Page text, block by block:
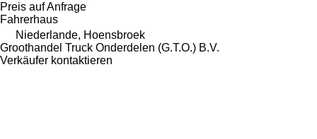
Preis auf Anfrage
Fahrerhaus
Niederlande, Hoensbroek
Groothandel Truck Onderdelen (G.T.O.) B.V.
Verkäufer kontaktieren